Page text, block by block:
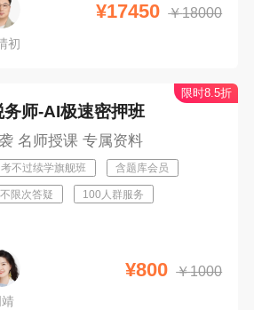
初
¥17450 ￥18000
限时8.5折
师-AI极速密押班
名师授课 专属资料
考不过续学旗舰班 含题库会员
限次答疑 100人群服务
¥800 ￥1000